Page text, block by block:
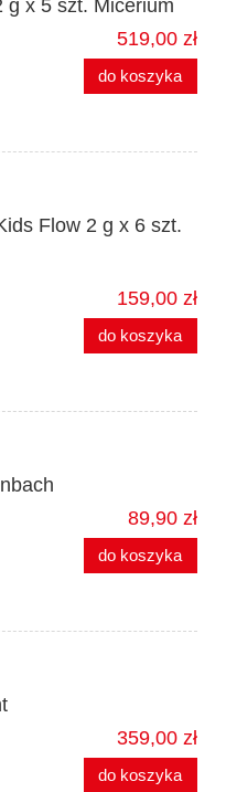
g x 5 szt. Micerium
519,00 zł
do koszyka
Flow 2 g x 6 szt.
159,00 zł
do koszyka
89,90 zł
do koszyka
359,00 zł
do koszyka